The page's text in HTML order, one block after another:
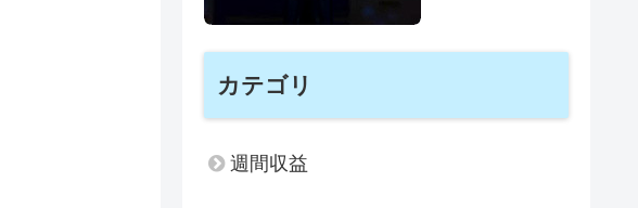
カテゴリ
週間収益